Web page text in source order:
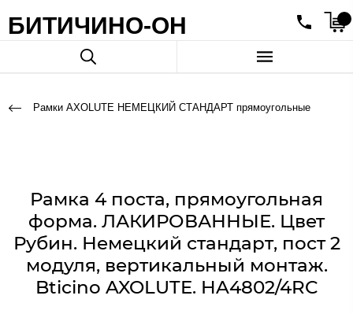
БИТИЧИНО-ОН
Рамки AXOLUTE НЕМЕЦКИЙ СТАНДАРТ прямоугольные
Рамка 4 поста, прямоугольная
форма. ЛАКИРОВАННЫЕ. Цвет
Рубин. Немецкий стандарт, пост 2
модуля, вертикальный монтаж.
Bticino AXOLUTE. HA4802/4RC